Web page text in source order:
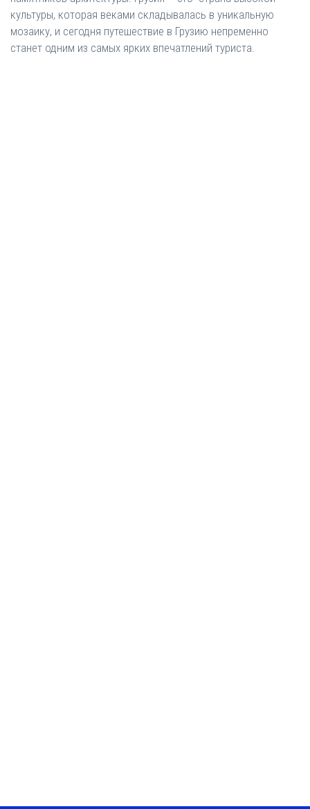
культуры, которая веками складывалась в уникальную
мозаику, и сегодня путешествие в Грузию непременно
станет одним из самых ярких впечатлений туриста.